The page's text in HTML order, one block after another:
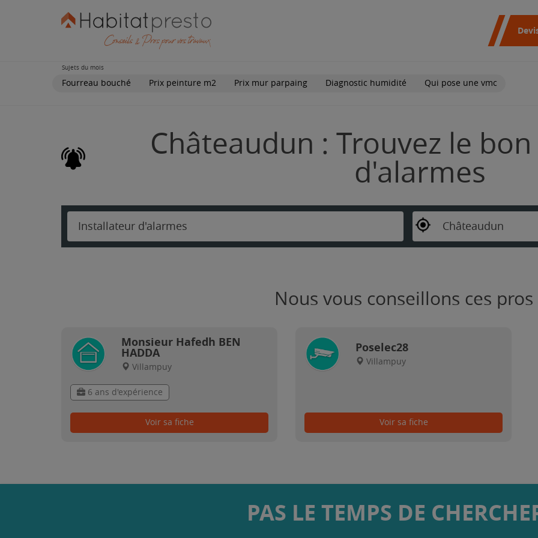
Sujets du mois
Fourreau bouché Prix peinture m2 Prix mur parpaing Diagnostic humidité Qui pose une vmc
Châteaudun : Trouvez le
d'alarmes
Installateur d'alarmes Châteaudun
Nous vous conseillons ces pros
Monsieur Hafedh BEN
HADDA
Villampuy
6 ans d'expérience
Voir sa fiche
Poselec28
Villampuy
Voir sa fiche
PAS LE TEMPS DE